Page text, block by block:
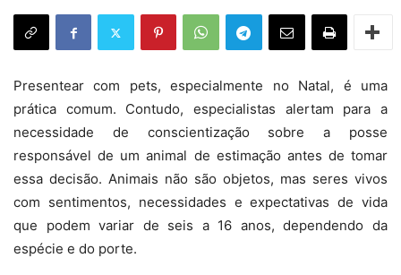
Presentear com pets, especialmente no Natal, é uma
prática comum. Contudo, especialistas alertam para a
necessidade de conscientização sobre a posse
responsável de um animal de estimação antes de tomar
essa decisão. Animais não são objetos, mas seres vivos
com sentimentos, necessidades e expectativas de vida
que podem variar de seis a 16 anos, dependendo da
espécie e do porte.